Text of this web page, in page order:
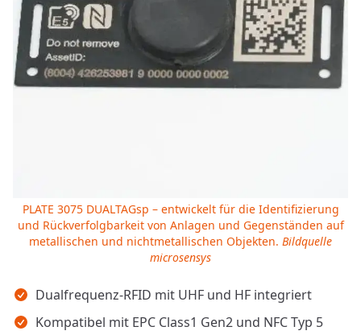
Wichtigste Erkenntnisse
Dualfrequenz-RFID mit UHF und HF integriert
Kompatibel mit EPC Class1 Gen2 und NFC Typ 5
PLATE 3075 DUALTAGsp – entwickelt für die Identifizierung
und Rückverfolgbarkeit von Anlagen und Gegenständen auf
metallischen und nichtmetallischen Objekten. Bildquelle
microsensys